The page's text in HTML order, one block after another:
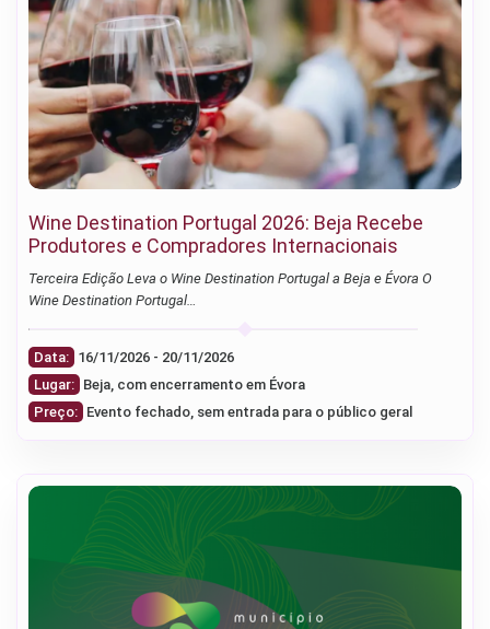
Wine Destination Portugal 2026: Beja Recebe
Produtores e Compradores Internacionais
Terceira Edição Leva o Wine Destination Portugal a Beja e Évora O
Wine Destination Portugal…
Data:
16/11/2026 - 20/11/2026
Lugar: Beja, com encerramento em Évora
Preço: Evento fechado, sem entrada para o público geral